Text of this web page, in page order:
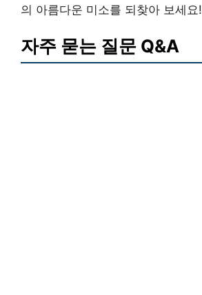
의 아름다운 미소를 되찾아 보세요!
자주 묻는 질문 Q&A